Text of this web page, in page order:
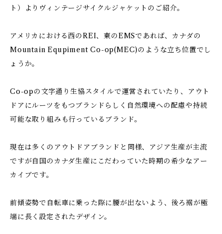
ト）よりヴィンテージサイクルジャケットのご紹介。
アメリカにおける西のREI、東のEMSであれば、カナダの
Mountain Equpiment Co-op(MEC)のような立ち位置でし
ょうか。
Co-opの文字通り生協スタイルで運営されていたり、アウト
ドアにルーツをもつブランドらしく自然環境への配慮や持続
可能な取り組みも行っているブランド。
現在は多くのアウトドアブランドと同様、アジア生産が主流
ですが自国のカナダ生産にこだわっていた時期の希少なアー
カイブです。
前傾姿勢で自転車に乗った際に腰が出ないよう、後ろ裾が極
端に長く設定されたデザイン。